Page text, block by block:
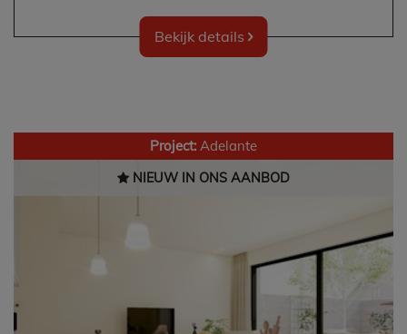
Bekijk details
Project: Adelante
NIEUW IN ONS AANBOD